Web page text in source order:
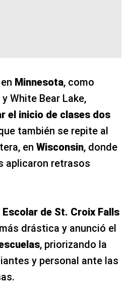
Minnesota, como
White Bear Lake,
el inicio de clases dos
también se repite al
en Wisconsin, donde
aplicaron retrasos
de St. Croix Falls
drástica y anunció el
, priorizando la
y personal ante las